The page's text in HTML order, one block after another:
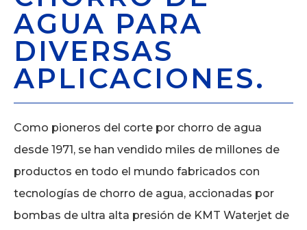
AGUA PARA
DIVERSAS
APLICACIONES.
Como pioneros del corte por chorro de agua
desde 1971, se han vendido miles de millones de
productos en todo el mundo fabricados con
tecnologías de chorro de agua, accionadas por
bombas de ultra alta presión de KMT Waterjet de